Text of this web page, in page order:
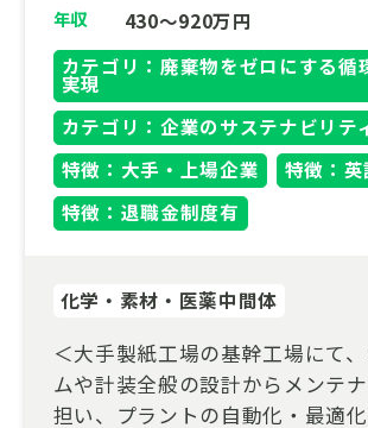
年収
430～920万円
カテゴリ：廃棄物をゼロにする循
実現
カテゴリ：企業のサステナビリテ
特徴：大手・上場企業
特徴：
特徴：退職金制度有
化学・素材・医薬中間体
＜大手製紙工場の基幹工場にて
ムや計装全般の設計からメンテ
担い、プラントの自動化・最適